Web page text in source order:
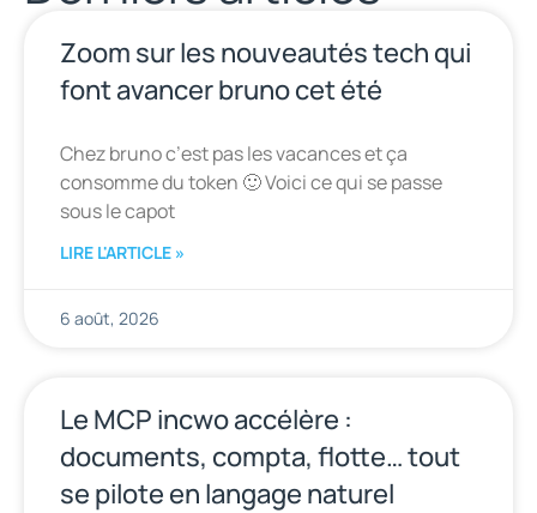
Zoom sur les nouveautés tech qui
font avancer bruno cet été
Chez bruno c’est pas les vacances et ça
consomme du token 🙂 Voici ce qui se passe
sous le capot
LIRE L'ARTICLE »
6 août, 2026
Le MCP incwo accélère :
documents, compta, flotte… tout
se pilote en langage naturel